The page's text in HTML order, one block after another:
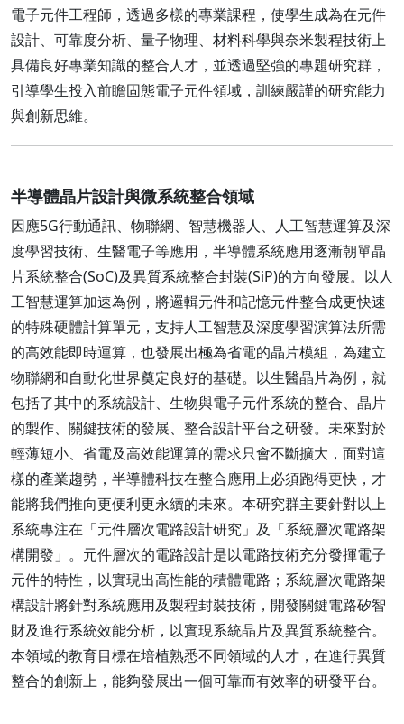
電子元件工程師，透過多樣的專業課程，使學生成為在元件
設計、可靠度分析、量子物理、材料科學與奈米製程技術上
具備良好專業知識的整合人才，並透過堅強的專題研究群，
引導學生投入前瞻固態電子元件領域，訓練嚴謹的研究能力
與創新思維。
半導體晶片設計與微系統整合領域
因應5G行動通訊、物聯網、智慧機器人、人工智慧運算及深
度學習技術、生醫電子等應用，半導體系統應用逐漸朝單晶
片系統整合(SoC)及異質系統整合封裝(SiP)的方向發展。以人
工智慧運算加速為例，將邏輯元件和記憶元件整合成更快速
的特殊硬體計算單元，支持人工智慧及深度學習演算法所需
的高效能即時運算，也發展出極為省電的晶片模組，為建立
物聯網和自動化世界奠定良好的基礎。以生醫晶片為例，就
包括了其中的系統設計、生物與電子元件系統的整合、晶片
的製作、關鍵技術的發展、整合設計平台之研發。未來對於
輕薄短小、省電及高效能運算的需求只會不斷擴大，面對這
樣的產業趨勢，半導體科技在整合應用上必須跑得更快，才
能將我們推向更便利更永續的未來。本研究群主要針對以上
系統專注在「元件層次電路設計研究」及「系統層次電路架
構開發」。元件層次的電路設計是以電路技術充分發揮電子
元件的特性，以實現出高性能的積體電路；系統層次電路架
構設計將針對系統應用及製程封裝技術，開發關鍵電路矽智
財及進行系統效能分析，以實現系統晶片及異質系統整合。
本領域的教育目標在培植熟悉不同領域的人才，在進行異質
整合的創新上，能夠發展出一個可靠而有效率的研發平台。